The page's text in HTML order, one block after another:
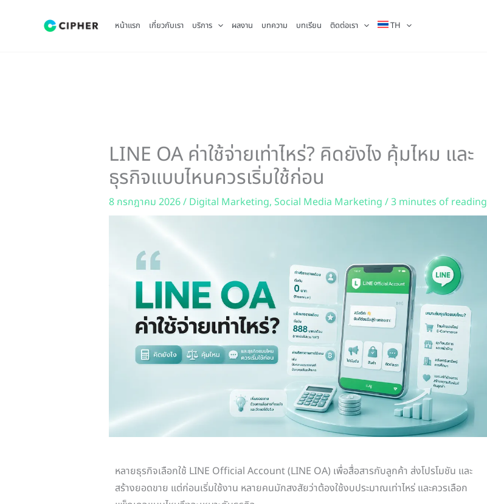
หน้าแรก เกี่ยวกับเรา บริการ ผลงาน บทความ บทเรียน ติดต่อเรา TH
LINE OA ค่าใช้จ่ายเท่าไหร่? คิดยังไง คุ้มไหม และ
ธุรกิจแบบไหนควรเริ่มใช้ก่อน
8 กรกฎาคม 2026/ Digital Marketing, Social Media Marketing /3 minutes of reading
หลายธุรกิจเลือกใช้ LINE Official Account (LINE OA) เพื่อสื่อสารกับลูกค้า ส่งโปรโมชัน และ
สร้างยอดขาย แต่ก่อนเริ่มใช้งาน หลายคนมักสงสัยว่าต้องใช้งบประมาณเท่าไหร่ และควรเลือก